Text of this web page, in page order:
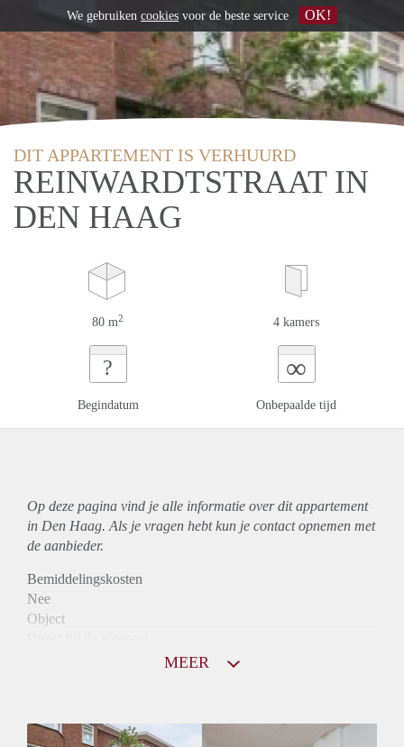
DIT APPARTEMENT IS VERHUURD
REINWARDTSTRAAT IN
DEN HAAG
80 m2 4 kamers
?
Begindatum
∞
Onbepaalde tijd
Op deze pagina vind je alle informatie over ditappartement
in Den Haag. Als je vragen hebt kun je contact opnemen met
de aanbieder.
Bemiddelingskosten
Nee
Object
Huurtoeslag
MEER
We gebruiken cookies voor de beste service OK!